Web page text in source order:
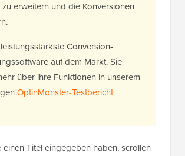
zu erweitern und die Konversionen
Conversion-
auf dem Markt. Sie
über ihre Funktionen in unserem
OptinMonster-Testbericht
einen Titel eingegeben haben, scrollen